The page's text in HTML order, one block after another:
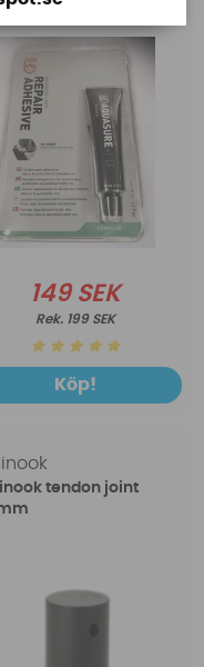
149 SEK
199 SEK
Köp!
tendon joint